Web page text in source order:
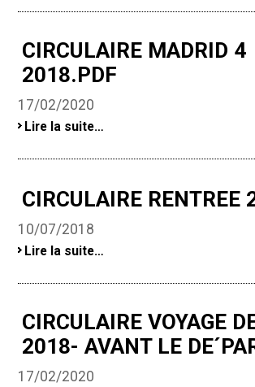
AS
CIRCULAIRE MADRID 4
2018.PDF
17/02/2020
circulaire
4
Lire la suite…
CIRCULAIRE RENTREE
10/07/2018
CIRCULAIRE
2018
Lire la suite…
CIRCULAIRE VOYAGE
2018- AVANT LE
17/02/2020